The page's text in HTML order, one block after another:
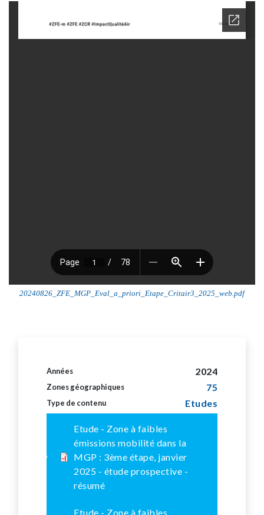
20240826_ZFE_MGP_Eval_a_priori_Etape_Critair3_2025_web.pdf
Années 2024
Zones géographiques 75
Type de contenu Etudes
Etude - Zone à faibles
émissions mobilité dans la
MGP : 3ème étape, janvier
2025 - étude prospective -
résumé
Etude - Zone à faibles